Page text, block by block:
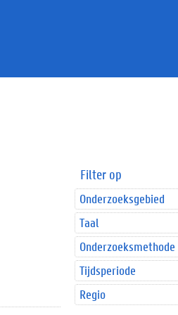
Filter op
Onderzoeksgebied
Taal
Onderzoeksmethode
Tijdsperiode
Regio